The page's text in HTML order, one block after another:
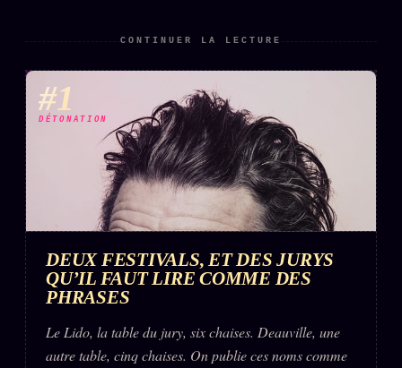
Recherche ⌕
Tous les tags
Soumettre un tip
Nous écrire
Presse
Business
FAQ
Corrections · Erratum
Mentions légales
llms.txt
CONTINUER LA LECTURE
#1
DÉTONATION
DEUX FESTIVALS, ET DES JURYS
QU’IL FAUT LIRE COMME DES
PHRASES
Le Lido, la table du jury, six chaises. Deauville, une
autre table, cinq chaises. On publie ces noms comme